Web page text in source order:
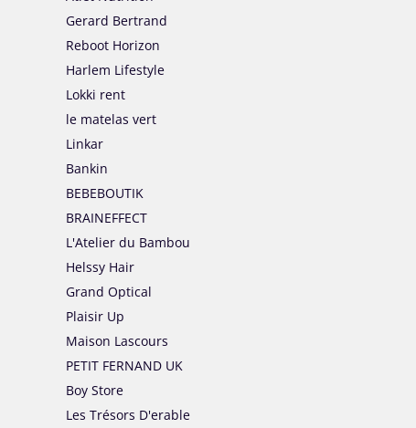
Gerard Bertrand
Reboot Horizon
Harlem Lifestyle
Lokki rent
le matelas vert
Linkar
Bankin
BEBEBOUTIK
BRAINEFFECT
L'Atelier du Bambou
Helssy Hair
Grand Optical
Plaisir Up
Maison Lascours
PETIT FERNAND UK
Boy Store
Les Trésors D'erable